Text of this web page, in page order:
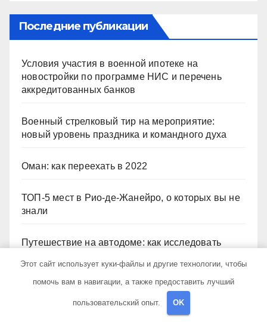
Последние публикации
Условия участия в военной ипотеке на
новостройки по программе НИС и перечень
аккредитованных банков
Военный стрелковый тир на мероприятие:
новый уровень праздника и командного духа
Оман: как переехать в 2022
ТОП-5 мест в Рио-де-Жанейро, о которых вы не
знали
Путешествие на автодоме: как исследовать
Этот сайт использует куки-файлы и другие технологии, чтобы
помочь вам в навигации, а также предоставить лучший
пользовательский опыт. OK